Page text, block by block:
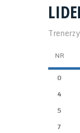
NR
0
4
5
7